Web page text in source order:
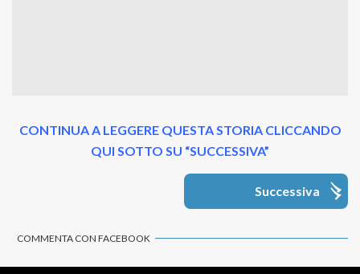
CONTINUA A LEGGERE QUESTA STORIA CLICCANDO
QUI SOTTO SU “SUCCESSIVA”
Successiva
COMMENTA CON FACEBOOK